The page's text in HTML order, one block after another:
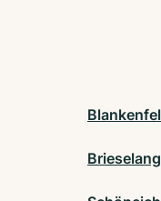
Brieselang